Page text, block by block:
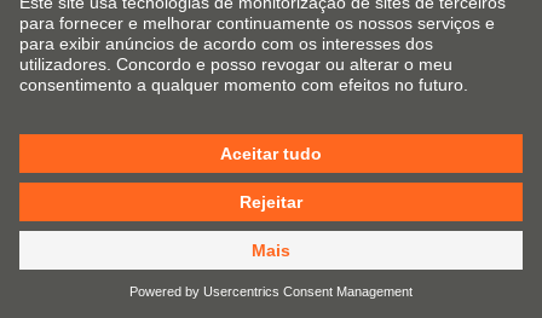
importantes do novo ECODRILL.